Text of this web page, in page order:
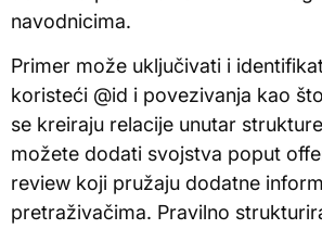
navodnicima.
Primer može uključivati i
koristeći @id i povezivanja kao
se kreiraju relacije unutar
možete dodati svojstva poput
review koji pružaju dodatne
pretraživačima. Pravilno